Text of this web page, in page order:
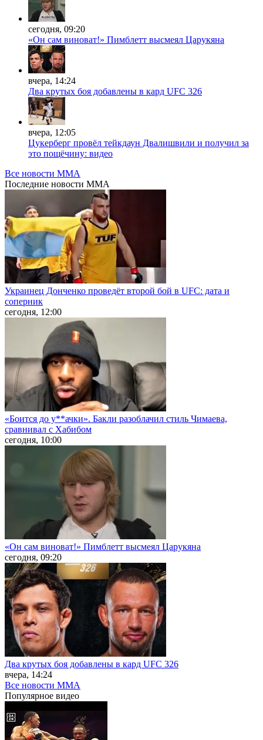
сегодня, 09:20
«Он сам виноват!» Пимблетт высмеял Царукяна
вчера, 14:24
Два крутых боя добавлены в кард UFC 326
вчера, 12:05
Цукерберг провёл тейкдаун Двалишвили и получил за
это пощёчину: видео
Все новости MMA
Последние новости MMA
Украинец Донченко проведёт второй бой в UFC: дата и
соперник
сегодня, 12:00
«Боится до у**ачки». Бакли разоблачил стиль Чимаева,
сравнивал с Хабибом
сегодня, 10:00
«Он сам виноват!» Пимблетт высмеял Царукяна
сегодня, 09:20
Два крутых боя добавлены в кард UFC 326
вчера, 14:24
Все новости MMA
Популярное видео